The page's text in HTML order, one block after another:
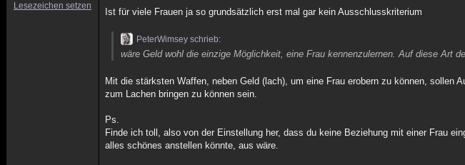
Lesezeichen setzen
Ist für viele Frauen ja so grundsätzlich erst mal gar kein Ausschlusskriterium
PeterWimsey schrieb:
wäre Geld wohl die einzige Möglichkeit, eine Frau kennenzulernen. Auf diese Art
Mit die stärksten Waffen, neben Geld (lach), um eine Frau erobern zu können, sollen
zum Lachen bringen zu können sein.
Ps.
Finde ich toll, also von der Einstellung her, dass du keine Beziehung mit einer Frau
alles schönes anstellen könnte, aus wäre.